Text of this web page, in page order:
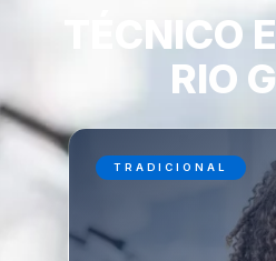
RIO
TRADICIONAL